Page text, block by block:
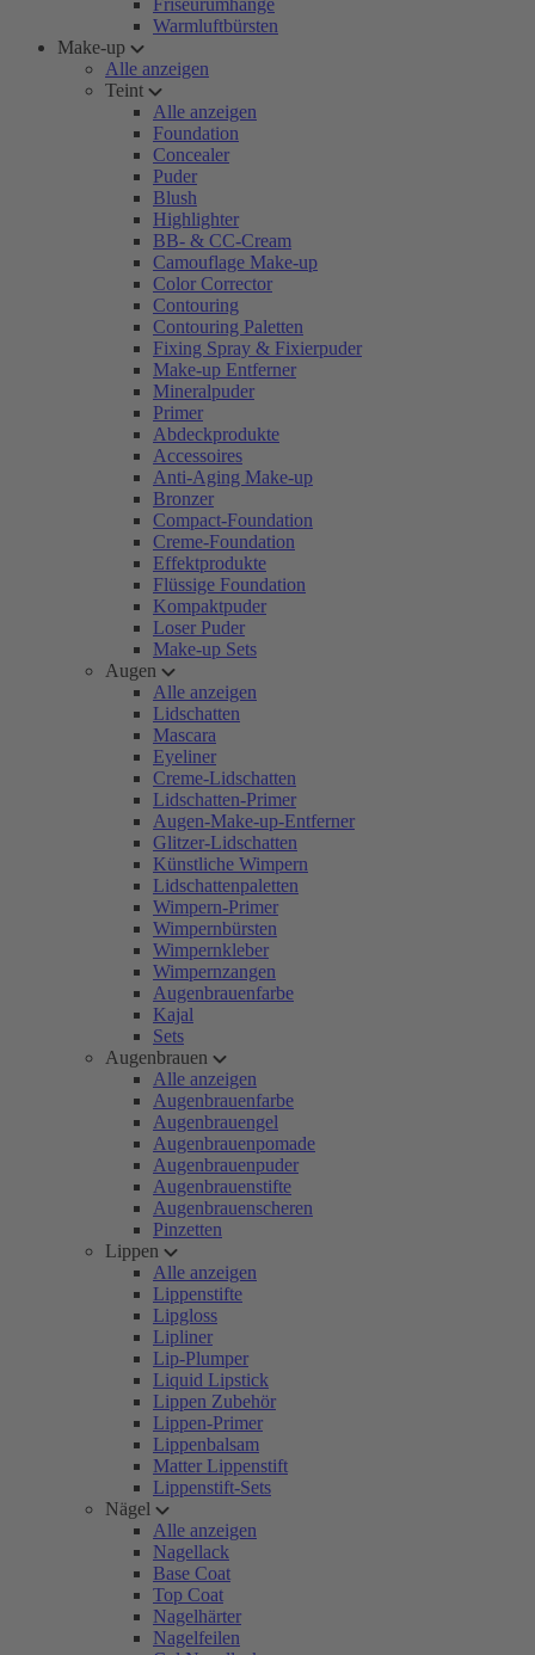
Friseurumhänge
Warmluftbürsten
Make-up
Alle anzeigen
Teint
Alle anzeigen
Foundation
Concealer
Puder
Blush
Highlighter
BB- & CC-Cream
Camouflage Make-up
Color Corrector
Contouring
Contouring Paletten
Fixing Spray & Fixierpuder
Make-up Entferner
Mineralpuder
Primer
Abdeckprodukte
Accessoires
Anti-Aging Make-up
Bronzer
Compact-Foundation
Creme-Foundation
Effektprodukte
Flüssige Foundation
Kompaktpuder
Loser Puder
Make-up Sets
Augen
Alle anzeigen
Lidschatten
Mascara
Eyeliner
Creme-Lidschatten
Lidschatten-Primer
Augen-Make-up-Entferner
Glitzer-Lidschatten
Künstliche Wimpern
Lidschattenpaletten
Wimpern-Primer
Wimpernbürsten
Wimpernkleber
Wimpernzangen
Augenbrauenfarbe
Kajal
Sets
Augenbrauen
Alle anzeigen
Augenbrauenfarbe
Augenbrauengel
Augenbrauenpomade
Augenbrauenpuder
Augenbrauenstifte
Augenbrauenscheren
Pinzetten
Lippen
Alle anzeigen
Lippenstifte
Lipgloss
Lipliner
Lip-Plumper
Liquid Lipstick
Lippen Zubehör
Lippen-Primer
Lippenbalsam
Matter Lippenstift
Lippenstift-Sets
Nägel
Alle anzeigen
Nagellack
Base Coat
Top Coat
Nagelhärter
Nagelfeilen